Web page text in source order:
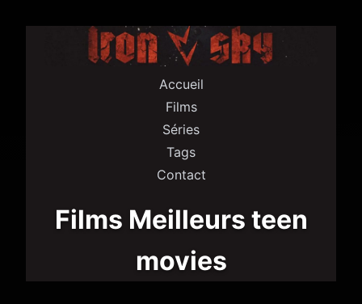
Accueil
Films
Séries
Tags
Contact
Films Meilleurs teen
movies